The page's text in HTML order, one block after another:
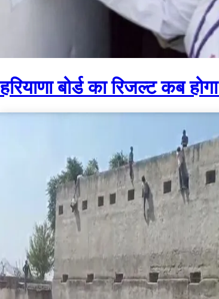
हरियाणा बोर्ड का रिजल्ट कब